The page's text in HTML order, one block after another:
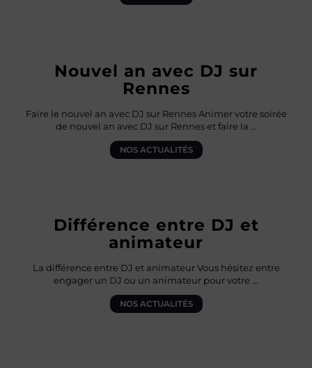
Nouvel an avec DJ sur
Rennes
Faire le nouvel an avec DJ sur Rennes Animer votre soirée
de nouvel an avec DJ sur Rennes et faire la
NOS ACTUALITÉS
Différence entre DJ et
animateur
La différence entre DJ et animateur Vous hésitez entre
engager un DJ ou un animateur pour votre
NOS ACTUALITÉS